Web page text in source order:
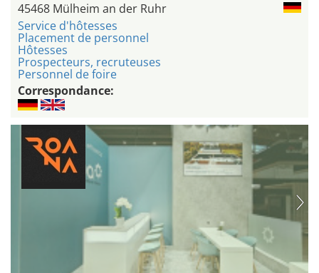
45468 Mülheim an der Ruhr
Service d'hôtesses
Placement de personnel
Hôtesses
Prospecteurs, recruteuses
Personnel de foire
Correspondance: